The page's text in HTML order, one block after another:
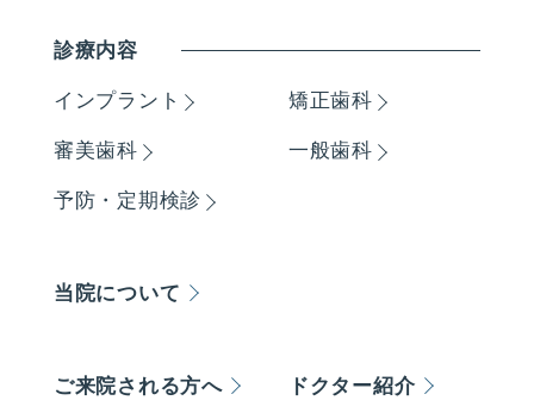
診療内容
インプラント 矯正歯科
審美歯科 一般歯科
予防・定期検診
当院について
ご来院される方へ ドクター紹介